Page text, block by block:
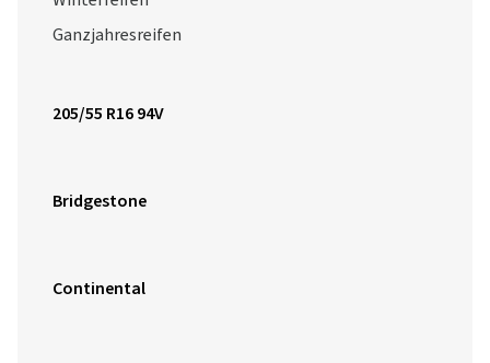
Ganzjahresreifen
205/55 R16 94V
Bridgestone
Continental